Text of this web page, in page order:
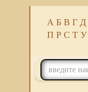
А Б В Г Д
П Р С Т У